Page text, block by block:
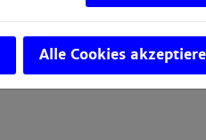
Alle Cookies